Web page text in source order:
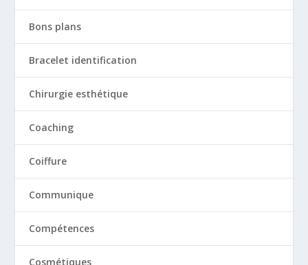
Bons plans
Bracelet identification
Chirurgie esthétique
Coaching
Coiffure
Communique
Compétences
Cosmétiques